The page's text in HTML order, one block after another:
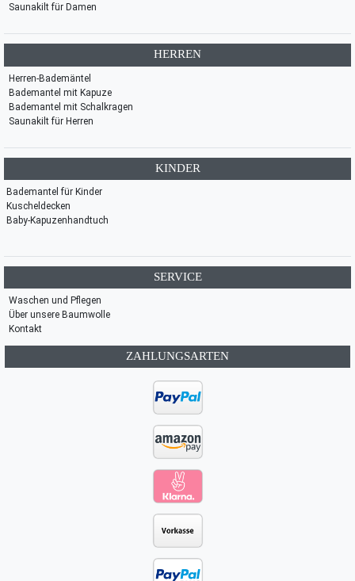
Saunakilt für Damen
HERREN
Herren-Bademäntel
Bademantel mit Kapuze
Bademantel mit Schalkragen
Saunakilt für Herren
KINDER
Bademantel für Kinder
Kuscheldecken
Baby-Kapuzenhandtuch
SERVICE
Waschen und Pflegen
Über unsere Baumwolle
Kontakt
ZAHLUNGSARTEN